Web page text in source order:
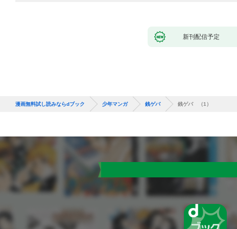
新刊配信予定
漫画無料試し読みならdブック 少年マンガ 銭ゲバ 銭ゲバ （1）